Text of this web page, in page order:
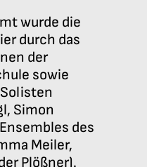
wurde die
durch das
der
sowie
Simon
des
Meiler,
Plößner).